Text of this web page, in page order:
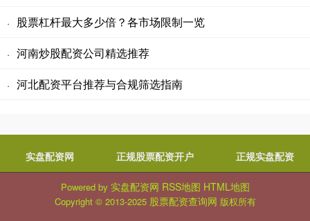
· 股票杠杆最大多少倍？各市场限制一览
· 河南炒股配资公司精选推荐
· 河北配资平台推荐与合规筛选指南
实盘配资网 正规股票配资开户 正规实盘配资
Powered by 实盘配资网 RSS地图 HTML地图
Copyright © 2013-2025 股票配资查询网 版权所有